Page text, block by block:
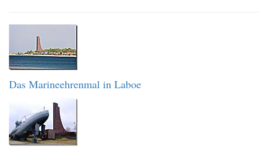
Das Marineehrenmal in Laboe